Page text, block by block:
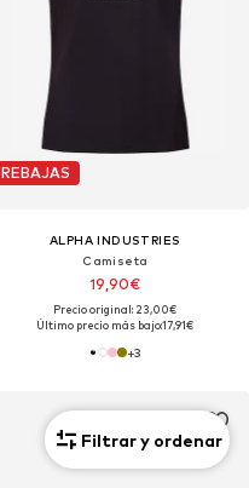
REBAJAS
ALPHA INDUSTRIES
Camiseta
19,90€
Precio original: 23,00€
Último precio más bajo:17,91€
+3
Filtrar y ordenar